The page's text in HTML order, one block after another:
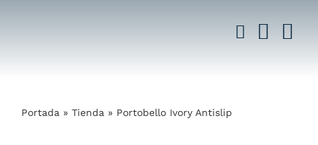
Portada » Tienda » Portobello Ivory Antislip